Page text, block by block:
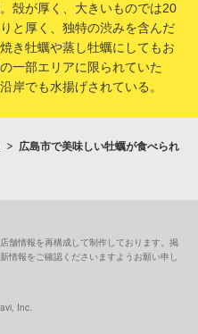
殻が厚く、大きいものでは20
と厚く、独特の渋みを含んだ
き牡蠣や蒸し牡蠣にしてもお
一部エリアに限られていた
岸でも水揚げされている。
広島市で美味しい牡蠣が食べられ
舗情報を再構成して制作しております。掲
情報をご確認くださいますようお願い申し
Inc.